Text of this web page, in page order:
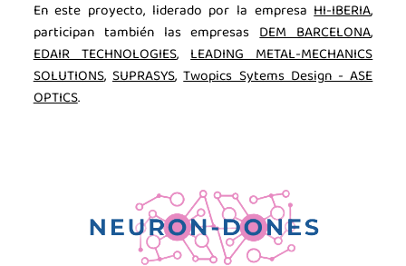
En este proyecto, liderado por la empresaHI-IBERIA,
participan también las empresasDEM BARCELONA,
EDAIR TECHNOLOGIES,LEADING METAL-MECHANICS
SOLUTIONS, SUPRASYS,Twopics Sytems Design - ASE
OPTICS.